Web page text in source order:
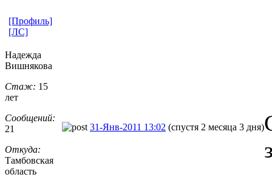
[Профиль]
[ЛС]
Надежда
Вишнякова
Стаж: 15
лет
Сообщений:
21
Откуда:
Тамбовская
область
31-Янв-2011 13:02 (спустя 2 месяца 3 дня)